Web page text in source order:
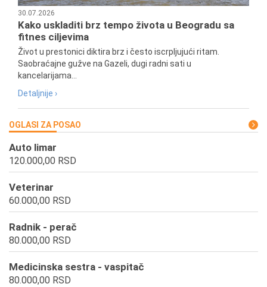
30.07.2026
Kako uskladiti brz tempo života u Beogradu sa
fitnes ciljevima
Život u prestonici diktira brz i često iscrpljujući ritam.
Saobraćajne gužve na Gazeli, dugi radni sati u
kancelarijama...
Detaljnije ›
OGLASI ZA POSAO
Auto limar
120.000,00 RSD
Veterinar
60.000,00 RSD
Radnik - perač
80.000,00 RSD
Medicinska sestra - vaspitač
80.000,00 RSD